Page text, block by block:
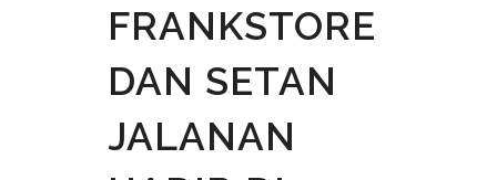
FRANKSTORE
DAN SETAN
JALANAN